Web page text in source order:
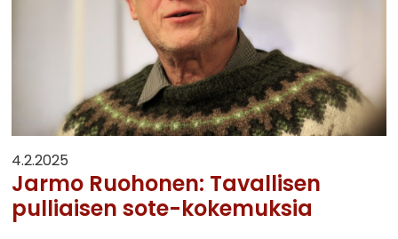
4.2.2025
Jarmo Ruohonen: Tavallisen
pulliaisen sote-kokemuksia